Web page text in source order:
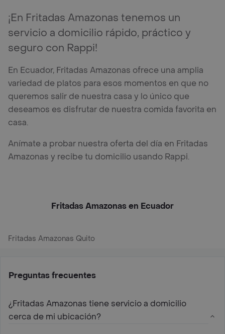
¡En Fritadas Amazonas tenemos un
servicio a domicilio rápido, práctico y
seguro con Rappi!
En Ecuador, Fritadas Amazonas ofrece una amplia
variedad de platos para esos momentos en que no
queremos salir de nuestra casa y lo único que
deseamos es disfrutar de nuestra comida favorita en
casa.
Anímate a probar nuestra oferta del día en Fritadas
Amazonas y recibe tu domicilio usando Rappi.
Fritadas Amazonas en Ecuador
Fritadas Amazonas Quito
Preguntas frecuentes
¿Fritadas Amazonas tiene servicio a domicilio
cerca de mi ubicación?